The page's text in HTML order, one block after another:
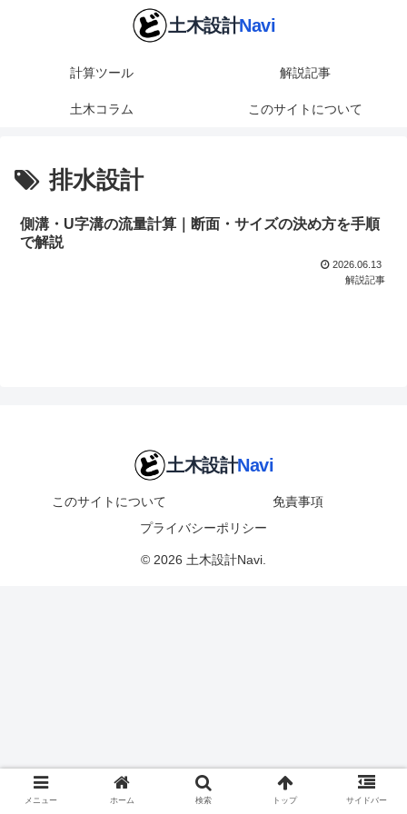
計算ツール 解説記事
土木コラム このサイトについて
排水設計
側溝・U字溝の流量計算｜断面・サイズの決め方を手順
で解説
2026.06.13
解説記事
このサイトについて
免責事項
プライバシーポリシー
© 2026 土木設計Navi.
メニュー ホーム 検索 トップ サイドバー